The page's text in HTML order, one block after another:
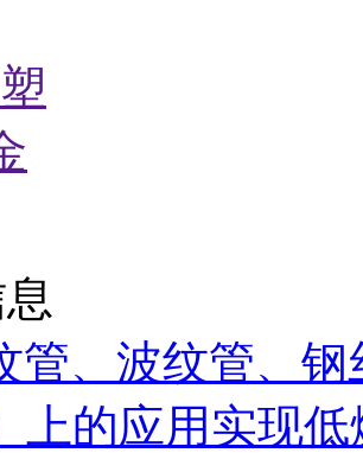
管、波纹管、
上的应用实现低